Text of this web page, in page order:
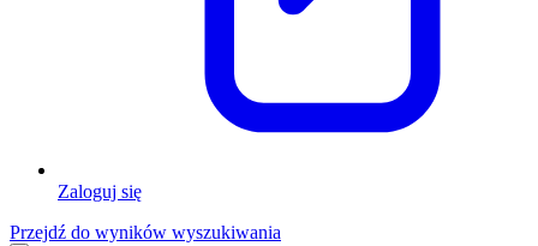
Zaloguj się
Przejdź do wyników wyszukiwania